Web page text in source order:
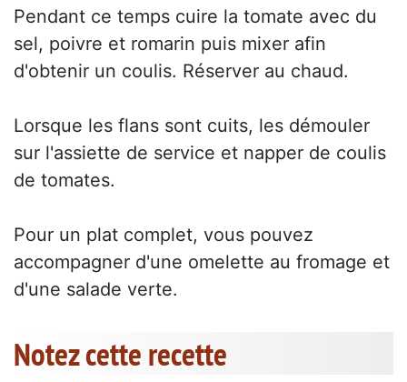
Pendant ce temps cuire la tomate avec du
sel, poivre et romarin puis mixer afin
d'obtenir un coulis. Réserver au chaud.
Lorsque les flans sont cuits, les démouler
sur l'assiette de service et napper de coulis
de tomates.
Pour un plat complet, vous pouvez
accompagner d'une omelette au fromage et
d'une salade verte.
Notez cette recette